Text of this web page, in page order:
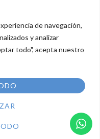
de navegación,
y analizar
todo", acepta nuestro
Política de cookies
de desistimiento